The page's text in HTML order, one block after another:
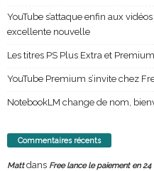
YouTube s’attaque enfin aux
excellente nouvelle
Les titres PS Plus Extra et
YouTube Premium s’invite chez
NotebookLM change de nom,
Commentaires récents
Mattdans Free lance le paiement en